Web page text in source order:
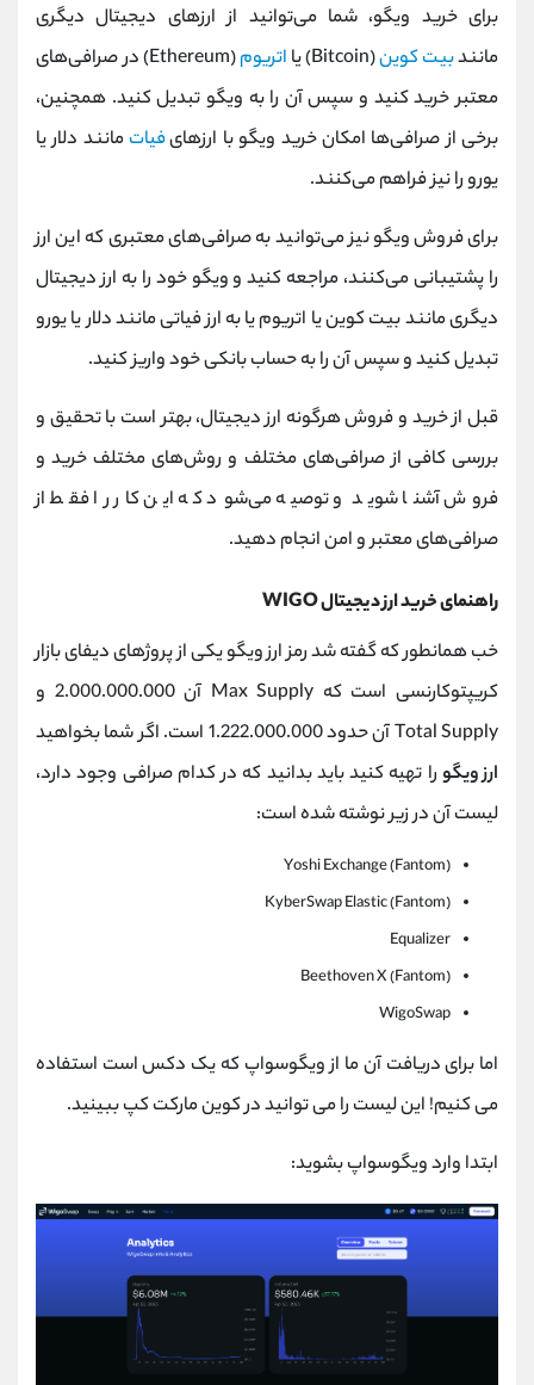
برای خرید ویگو، شما می‌توانید از ارزهای دیجیتال دیگری
مانندبیت کوین(Bitcoin) یا اتریوم
(Ethereum) در صرافی‌های
معتبر خرید کنید و سپس آن را به ویگو تبدیل کنید. همچنین،
برخی از صرافی‌ها امکان خرید ویگو با ارزهایفیات مانند دلار یا
یورو را نیز فراهم می‌کنند.
برای فروش ویگو نیز می‌توانید به صرافی‌های معتبری که این ارز
را پشتیبانی می‌کنند، مراجعه کنید و ویگو خود را به ارز دیجیتال
دیگری مانند بیت کوین یا اتریوم یا به ارز فیاتی مانند دلار یا یورو
تبدیل کنید و سپس آن را به حساب بانکی خود واریز کنید.
قبل از خرید و فروش هرگونه ارز دیجیتال، بهتر است با تحقیق و
بررسی کافی از صرافی‌های مختلف و روش‌های مختلف خرید و
فروش آشنا شوید و توصیه می‌شود که این کار را فقط از
صرافی‌های معتبر و امن انجام دهید.
راهنمای خرید ارز دیجیتال WIGO
خب همانطور که گفته شد رمز ارز ویگو یکی از پروژهای دیفای بازار
کریپتوکارنسی است که Max Supply آن 2.000.000.000 و
Total Supply آن حدود 1.222.000.000 است. اگر شما بخواهید
ارز ویگو را تهیه کنید باید بدانید که در کدام صرافی وجود دارد،
لیست آن در زیر نوشته شده است:
Yoshi Exchange (Fantom)
KyberSwap Elastic (Fantom)
Equalizer
Beethoven X (Fantom)
WigoSwap
اما برای دریافت آن ما از ویگوسواپ که یک دکس است استفاده
می کنیم! این لیست را می توانید در کوین مارکت کپ ببینید.
ابتدا وارد ویگوسواپ بشوید: